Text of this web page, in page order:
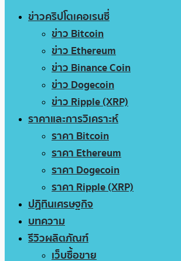
ข่าวคริปโตเคอเรนซี่
ข่าว Bitcoin
ข่าว Ethereum
ข่าว Binance Coin
ข่าว Dogecoin
ข่าว Ripple (XRP)
ราคาและการวิเคราะห์
ราคา Bitcoin
ราคา Ethereum
ราคา Dogecoin
ราคา Ripple (XRP)
ปฏิทินเศรษฐกิจ
บทความ
รีวิวผลิตภัณฑ์
เว็บซื้อขาย